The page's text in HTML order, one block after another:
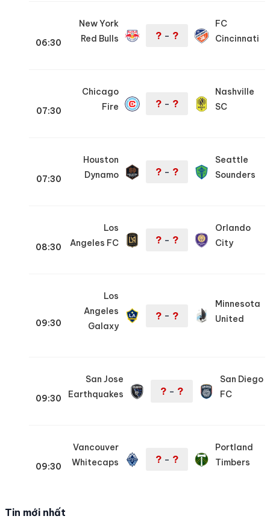
06:30
New York
Red Bulls
? – ?
FC
Cincinnati
07:30
Chicago
Fire
? – ?
Nashville
SC
07:30
Houston
Dynamo
? – ?
Seattle
Sounders
08:30
Los
Angeles FC
? – ?
Orlando
City
09:30
Los
Angeles
Galaxy
? – ?
Minnesota
United
09:30
San Jose
Earthquakes
? – ?
San Diego
FC
09:30
Vancouver
Whitecaps
? – ?
Portland
Timbers
Tin mới nhất